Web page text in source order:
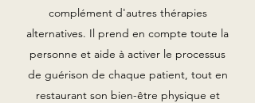
complément d'autres thérapies
alternatives. Il prend en compte toute la
personne et aide à activer le processus
de guérison de chaque patient, tout en
restaurant son bien-être physique et